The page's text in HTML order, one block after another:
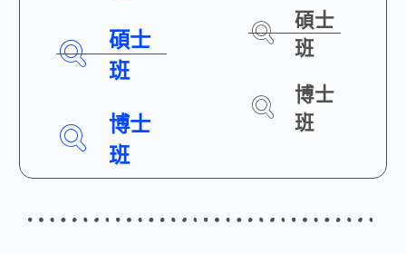
碩士
班
博士
班
碩士
班
博士
班